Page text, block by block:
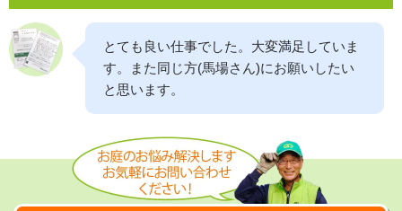
とても良い仕事でした。大変満足していま
す。また同じ方(馬場さん)にお願いしたい
と思います。